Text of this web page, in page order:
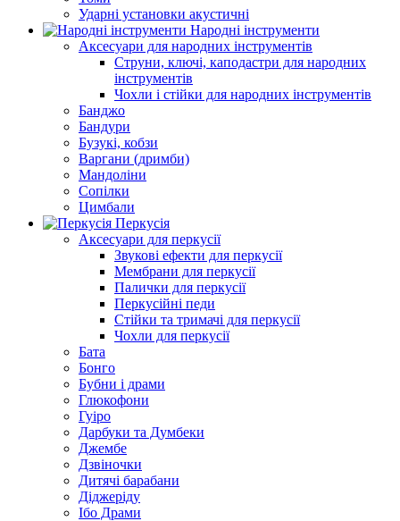
Ударні установки акустичні
Народні інструменти
Аксесуари для народних інструментів
Струни, ключі, каподастри для народних
інструментів
Чохли і стійки для народних інструментів
Банджо
Бандури
Бузукі, кобзи
Варгани (дримби)
Мандоліни
Сопілки
Цимбали
Перкусія
Аксесуари для перкусії
Звукові ефекти для перкусії
Мембрани для перкусії
Палички для перкусії
Перкусійні педи
Стійки та тримачі для перкусії
Чохли для перкусії
Бата
Бонго
Бубни і драми
Глюкофони
Гуіро
Дарбуки та Думбеки
Джембе
Дзвіночки
Дитячі барабани
Діджеріду
Ібо Драми